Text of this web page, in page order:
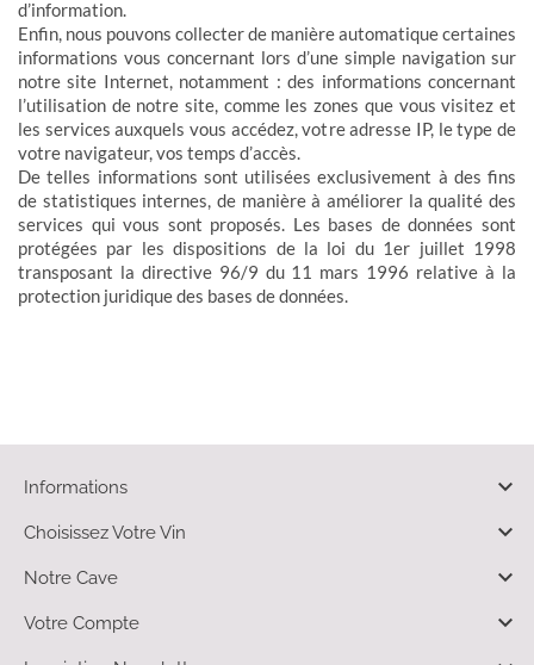
d’information.
Enfin, nous pouvons collecter de manière automatique certaines
informations vous concernant lors d’une simple navigation sur
notre site Internet, notamment : des informations concernant
l’utilisation de notre site, comme les zones que vous visitez et
les services auxquels vous accédez, votre adresse IP, le type de
votre navigateur, vos temps d’accès.
De telles informations sont utilisées exclusivement à des fins
de statistiques internes, de manière à améliorer la qualité des
services qui vous sont proposés. Les bases de données sont
protégées par les dispositions de la loi du 1er juillet 1998
transposant la directive 96/9 du 11 mars 1996 relative à la
protection juridique des bases de données.
Informations 
Choisissez Votre Vin 
Notre Cave 
Votre Compte 